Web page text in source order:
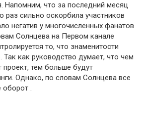
Напомним, что за последний месяц
раз сильно оскорбила участников
негатив у многочисленных фанатов
Солнцева на Первом канале
то, что знаменитости
Так как руководство думает, что чем
проект, тем больше будут
Однако, по словам Солнцева все
оборот .